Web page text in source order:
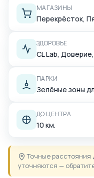
МАГАЗИНЫ
Перекрёсток,
ЗДОРОВЬЕ
CL Lab,
ПАРКИ
Зелёные зоны
ДО ЦЕНТРА
10 км.
Точные расстояния
уточняются —